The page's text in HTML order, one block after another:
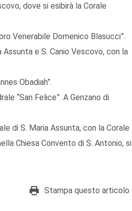
dove si esibirà la Corale
Venerabile Domenico Blasucci”.
e S. Canio Vescovo, con la
Obadiah”.
“San Felice”. A Genzano di
di S. Maria Assunta, con la Corale
Chiesa Convento di S. Antonio, si
Stampa questo articolo